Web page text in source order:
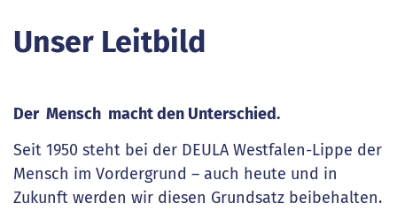
Unser Leitbild
Der Mensch macht den Unterschied.
Seit 1950 steht bei der DEULA Westfalen-Lippe der
Mensch im Vordergrund – auch heute und in
Zukunft werden wir diesen Grundsatz beibehalten.